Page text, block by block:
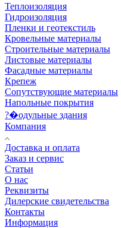
Теплоизоляция
Гидроизоляция
Пленки и геотекстиль
Кровельные материалы
Строительные материалы
Листовые материалы
Фасадные материалы
Крепеж
Сопутствующие материалы
Напольные покрытия
?�одульные здания
Компания
Доставка и оплата
Заказ и сервис
Статьи
О нас
Реквизиты
Дилерские свидетельства
Контакты
Информация